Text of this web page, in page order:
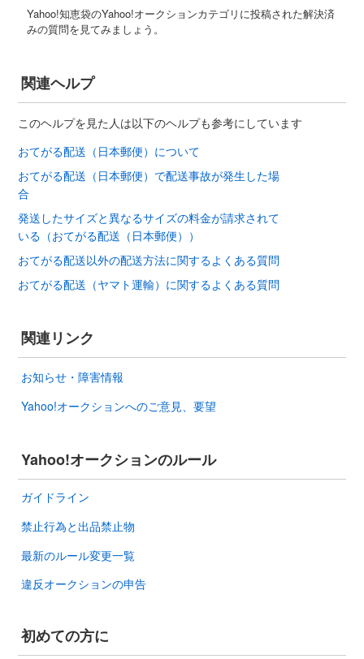
Yahoo!知恵袋のYahoo!オークションカテゴリに投稿された解決済
みの質問を見てみましょう。
関連ヘルプ
このヘルプを見た人は以下のヘルプも参考にしています
おてがる配送（日本郵便）について
おてがる配送（日本郵便）で配送事故が発生した場
合
発送したサイズと異なるサイズの料金が請求されて
いる（おてがる配送（日本郵便））
おてがる配送以外の配送方法に関するよくある質問
おてがる配送（ヤマト運輸）に関するよくある質問
関連リンク
お知らせ・障害情報
Yahoo!オークションへのご意見、要望
Yahoo!オークションのルール
ガイドライン
禁止行為と出品禁止物
最新のルール変更一覧
違反オークションの申告
初めての方に